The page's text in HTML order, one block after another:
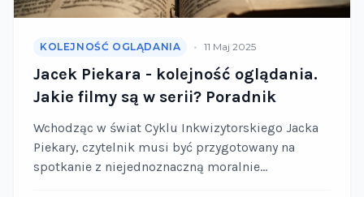
KOLEJNOŚĆ OGLĄDANIA • 11 Maj 2025
Jacek Piekara - kolejność oglądania.
Jakie filmy są w serii? Poradnik
Wchodząc w świat Cyklu Inkwizytorskiego Jacka
Piekary, czytelnik musi być przygotowany na
spotkanie z niejednoznaczną moralnie